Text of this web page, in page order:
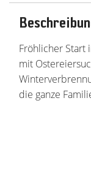
Fröhlicher Start
mit
die ganze